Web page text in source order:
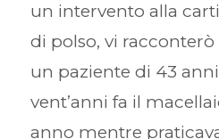
un intervento alla
di polso, vi
un paziente di 43
vent’anni fa il
anno mentre